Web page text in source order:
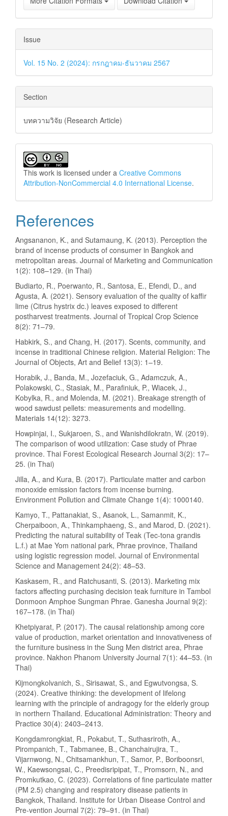
Issue
Vol. 15 No. 2 (2024): กรกฎาคม-ธันวาคม 2567
Section
บทความวิจัย (Research Article)
This work is licensed under a Creative Commons
Attribution-NonCommercial 4.0 International License.
References
Angsananon, K., and Sutamaung, K. (2013). Perception the
brand of incense products of consumer in Bangkok and
metropolitan areas. Journal of Marketing and Communication
1(2): 108–129. (in Thai)
Budiarto, R., Poerwanto, R., Santosa, E., Efendi, D., and
Agusta, A. (2021). Sensory evaluation of the quality of kaffir
lime (Citrus hystrix dc.) leaves exposed to different
postharvest treatments. Journal of Tropical Crop Science
8(2): 71–79.
Habkirk, S., and Chang, H. (2017). Scents, community, and
incense in traditional Chinese religion. Material Religion: The
Journal of Objects, Art and Belief 13(3): 1–19.
Horabik, J., Banda, M., Jozefaciuk, G., Adamczuk, A.,
Polakowski, C., Stasiak, M., Parafiniuk, P., Wiacek, J.,
Kobylka, R., and Molenda, M. (2021). Breakage strength of
wood sawdust pellets: measurements and modelling.
Materials 14(12): 3273.
Howpinjai, I., Sukjaroen, S., and Wanishdilokratn, W. (2019).
The comparison of wood utilization: Case study of Phrae
province. Thai Forest Ecological Research Journal 3(2): 17–
25. (in Thai)
Jilla, A., and Kura, B. (2017). Particulate matter and carbon
monoxide emission factors from incense burning.
Environment Pollution and Climate Change 1(4): 1000140.
Kamyo, T., Pattanakiat, S., Asanok, L., Samanmit, K.,
Cherpaiboon, A., Thinkamphaeng, S., and Marod, D. (2021).
Predicting the natural suitability of Teak (Tec-tona grandis
L.f.) at Mae Yom national park, Phrae province, Thailand
using logistic regression model. Journal of Environmental
Science and Management 24(2): 48–53.
Kaskasem, R., and Ratchusanti, S. (2013). Marketing mix
factors affecting purchasing decision teak furniture in Tambol
Donmoon Amphoe Sungman Phrae. Ganesha Journal 9(2):
167–178. (in Thai)
Khetpiyarat, P. (2017). The causal relationship among core
value of production, market orientation and innovativeness of
the furniture business in the Sung Men district area, Phrae
province. Nakhon Phanom University Journal 7(1): 44–53. (in
Thai)
Kijmongkolvanich, S., Sirisawat, S., and Egwutvongsa, S.
(2024). Creative thinking: the development of lifelong
learning with the principle of andragogy for the elderly group
in northern Thailand. Educational Administration: Theory and
Practice 30(4): 2403–2413.
Kongdamrongkiat, R., Pokabut, T., Suthasriroth, A.,
Pirompanich, T., Tabmanee, B., Chanchairujira, T.,
Vijarnwong, N., Chitsamankhun, T., Samor, P., Boriboonsri,
W., Kaewsongsai, C., Preedisripipat, T., Promsorn, N., and
Promkutkao, C. (2023). Correlations of fine particulate matter
(PM 2.5) changing and respiratory disease patients in
Bangkok, Thailand. Institute for Urban Disease Control and
Pre-vention Journal 7(2): 79–91. (in Thai)